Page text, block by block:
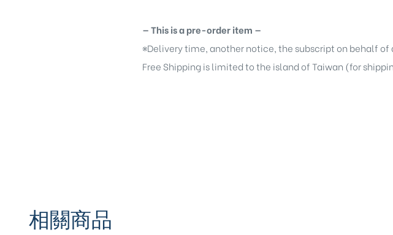
— This is a pre-order item —
※Delivery time, another notice, the subscript on behalf
Free Shipping is limited to the island of Taiwan (for
相關商品